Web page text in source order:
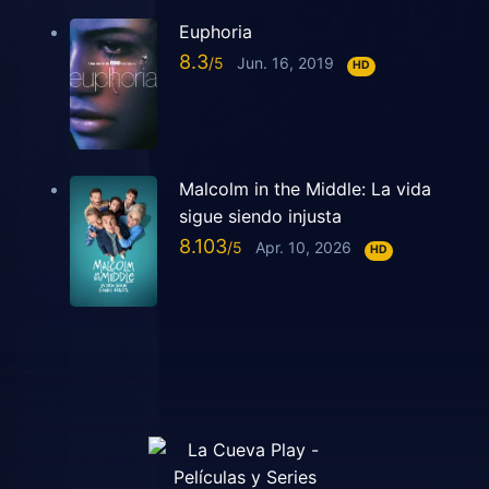
Euphoria
8.3 Jun. 16, 2019 HD
Malcolm in the Middle: La vida
sigue siendo injusta
8.103 Apr. 10, 2026 HD